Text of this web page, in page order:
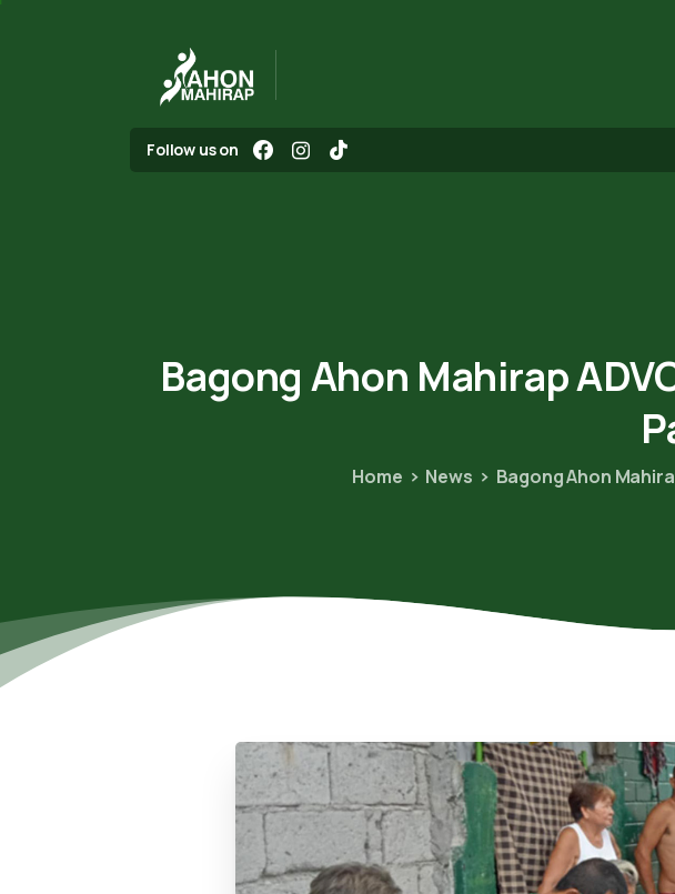
Follow us on
Bagong Ahon Mahirap
Home News Bagong Ahon